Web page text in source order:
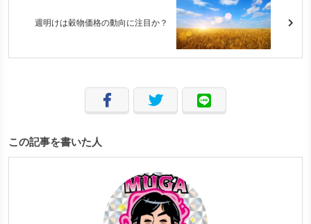
週明けは穀物価格の動向に注目か？
この記事を書いた人